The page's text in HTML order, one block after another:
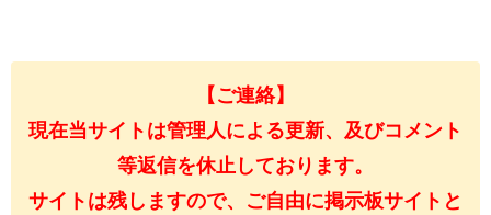
【ご連絡】
現在当サイトは管理人による更新、及びコメント
等返信を休止しております。
サイトは残しますので、ご自由に掲示板サイトと